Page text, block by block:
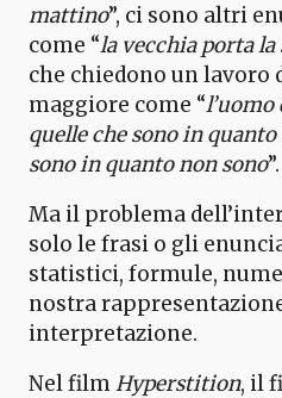
mattino”, ci sono altri
come “la vecchia porta la
che chiedono un
maggiore come “
quelle che sono in
sono in quanto non sono”.
Ma il problema
solo le frasi o gli
statistici, formule,
nostra
interpretazione.
Nel filmHyperstition, il